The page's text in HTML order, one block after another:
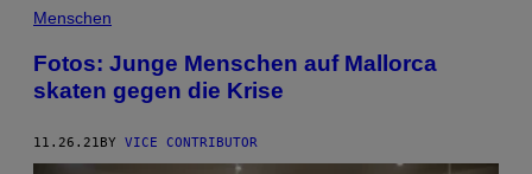
Menschen
Fotos: Junge Menschen auf Mallorca
skaten gegen die Krise
11.26.21 BY VICE CONTRIBUTOR